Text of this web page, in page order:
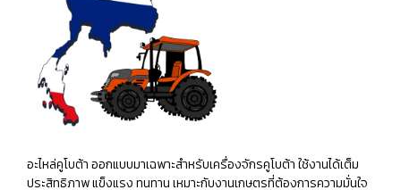
อะไหล่คูโบต้า ออกแบบมาเฉพาะสำหรับเครื่องจักรคูโบต้า ใช้งานได้เต็ม
ประสิทธิภาพ แข็งแรง ทนทาน เหมาะกับงานเกษตรที่ต้องการความมั่นใจ